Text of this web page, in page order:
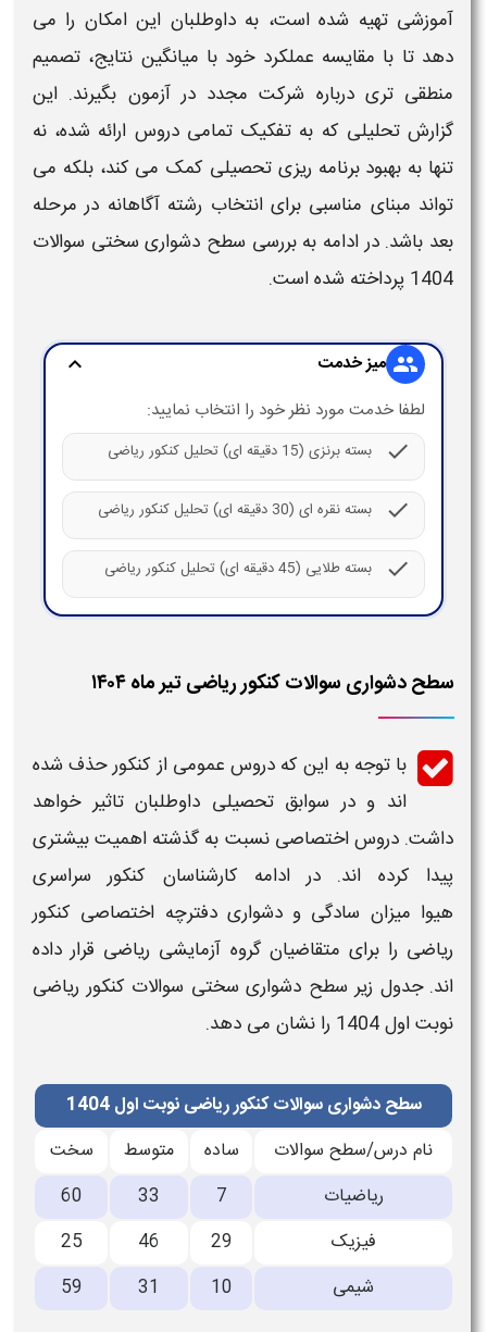
آموزشی تهیه شده است، به داوطلبان این امکان را می
دهد تا با مقایسه عملکرد خود با میانگین نتایج، تصمیم
منطقی تری درباره شرکت مجدد در آزمون بگیرند. این
گزارش تحلیلی که به تفکیک تمامی دروس ارائه شده، نه
تنها به بهبود برنامه ریزی تحصیلی کمک می کند، بلکه می
تواند مبنای مناسبی برای انتخاب رشته آگاهانه در مرحله
بعد باشد. در ادامه به بررسی سطح دشواری سختی سوالات
1404 پرداخته شده است.
group میز خدمت expand_more
لطفا خدمت مورد نظر خود را انتخاب نمایید:
check بسته برنزی (15 دقیقه ای) تحلیل کنکور ریاضی
check بسته نقره ای (30 دقیقه ای) تحلیل کنکور ریاضی
check بسته طلایی (45 دقیقه ای) تحلیل کنکور ریاضی
سطح دشواری سوالات کنکور ریاضی تیر ماه ۱۴۰۴
با توجه به این که دروس عمومی از کنکورحذف شده
اند و در سوابق تحصیلی داوطلبان تاثیر خواهد
داشت. دروس اختصاصی نسبت به گذشته اهمیت بیشتری
پیدا کرده اند. در ادامه کارشناسان کنکور سراسری
هیوا میزان سادگی ودشواریدفترچه اختصاصی کنکور
ریاضی را برای متقاضیان گروه آزمایشی ریاضی قرار داده
اند. جدول زیر سطح دشواری سختی سوالات کنکور ریاضی
نوبت اول 1404
را نشان می دهد.
سطح دشواری سوالات کنکور ریاضی نوبت اول 1404
نام درس/سطح سوالات
ساده متوسط
سخت
ریاضیات
7
33
60
فیزیک
29
46
25
شیمی
10
31
59